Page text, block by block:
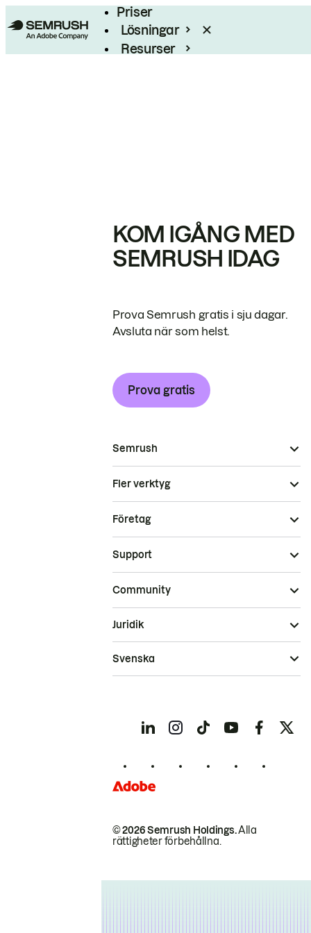
Priser
Lösningar
Resurser
KOM IGÅNG MED
SEMRUSH IDAG
Prova Semrush gratis i sju dagar.
Avsluta när som helst.
Prova gratis
Semrush
Fler verktyg
Företag
Support
Community
© 2026 Semrush Holdings.Alla
rättigheter förbehållna.
Juridik
Svenska